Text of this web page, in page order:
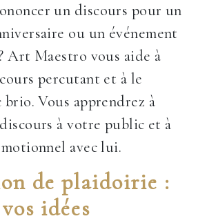
un discours pour un
ou un événement
Art Maestro vous aide à
percutant et à le
brio. Vous apprendrez à
à votre public et à
avec lui.
de plaidoirie :
idées